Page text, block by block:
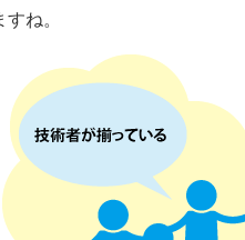
ね。